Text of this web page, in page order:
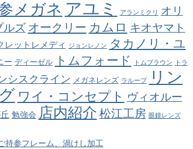
メガネ アユミ アランミクリ
オリ
ルズ オークリー カムロ キオヤマト
レットレメディ ジョンレノン タカノリ・ユ
ー ディーゼル トムフォード トムブラウン トラ
シスクライン メガネレンズ ラループ
リン
ワイ・コンセプト ヴィオルー
勉強会 店内紹介 松江工房 眼鏡レンズ
持参フレーム、渦けし加工